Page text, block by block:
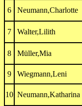
6 Neumann,Charlotte
7 Walter,Lilith
8 Müller,Mia
9 Wiegmann,Leni
10 Neumann,Katharina